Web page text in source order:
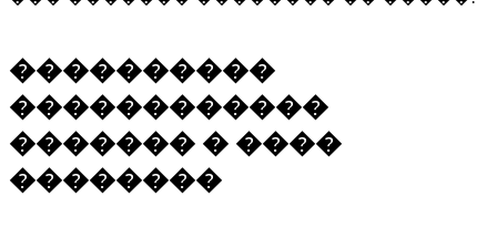
����������
������������
������� � ����
��������